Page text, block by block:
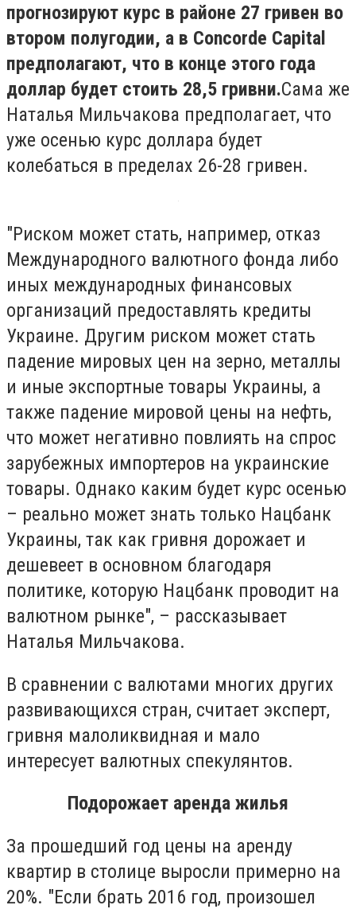
прогнозируют курс в районе 27 гривен во
втором полугодии, а в Concorde Capital
предполагают, что в конце этого года
доллар будет стоить 28,5 гривни.Сама же
Наталья Мильчакова предполагает, что
уже осенью курс доллара будет
колебаться в пределах 26-28 гривен.
"Риском может стать, например, отказ
Международного валютного фонда либо
иных международных финансовых
организаций предоставлять кредиты
Украине. Другим риском может стать
падение мировых цен на зерно, металлы
и иные экспортные товары Украины, а
также падение мировой цены на нефть,
что может негативно повлиять на спрос
зарубежных импортеров на украинские
товары. Однако каким будет курс осенью
– реально может знать только Нацбанк
Украины, так как гривня дорожает и
дешевеет в основном благодаря
политике, которую Нацбанк проводит на
валютном рынке", – рассказывает
Наталья Мильчакова.
В сравнении с валютами многих других
развивающихся стран, считает эксперт,
гривня малоликвидная и мало
интересует валютных спекулянтов.
Подорожает аренда жилья
За прошедший год цены на аренду
квартир в столице выросли примерно на
20%. "Если брать 2016 год, произошел